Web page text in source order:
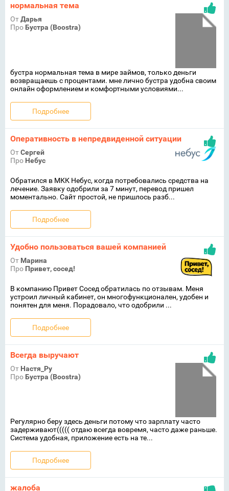
нормальная тема
ОтДарья
Про Бустра (Boostra)
бустра нормальная тема в мире займов, только деньги
возвращаешь с процентами. мне лично бустра удобна своим
онлайн оформлением и комфортными условиями...
Подробнее
Оперативность в непредвиденной ситуации
ОтСергей
Про Небус
Обратился в МКК Небус, когда потребовались средства на
лечение. Заявку одобрили за 7 минут, перевод пришел
моментально. Сайт простой, не пришлось разб...
Подробнее
Удобно пользоваться вашей компанией
От Марина
Про Привет, сосед!
В компанию Привет Сосед обратилась по отзывам. Меня
устроил личный кабинет, он многофункционален, удобен и
понятен для меня. Порадовало, что одобрили ...
Подробнее
Всегда выручают
От Настя_Ру
Про Бустра (Boostra)
Регулярно беру здесь деньги потому что зарплату часто
задерживают((((( отдаю всегда вовремя, часто даже раньше.
Система удобная, приложение есть на те...
Подробнее
жалоба